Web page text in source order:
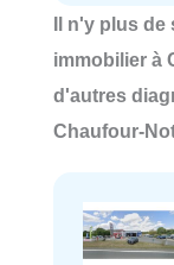
Il n'y plus de
immobilier à
d'autres
Chaufour-